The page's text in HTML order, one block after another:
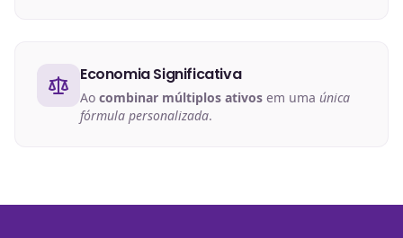
Economia Significativa
Ao combinar múltiplos ativos em uma única
fórmula personalizada.